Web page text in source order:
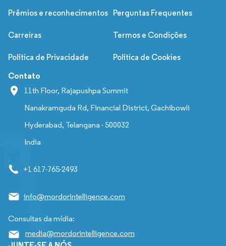
Prêmios e reconhecimentos Perguntas Frequentes
Carreiras Termos e Condições
Política de Privacidade Política de Cookies
Contato
11th Floor, Rajapushpa Summit
Nanakramguda Rd, Financial District, Gachibowli
Hyderabad, Telangana - 500032
India
+1 617-765-2493
info@mordorintelligence.com
Consultas da mídia:
media@mordorintelligence.com